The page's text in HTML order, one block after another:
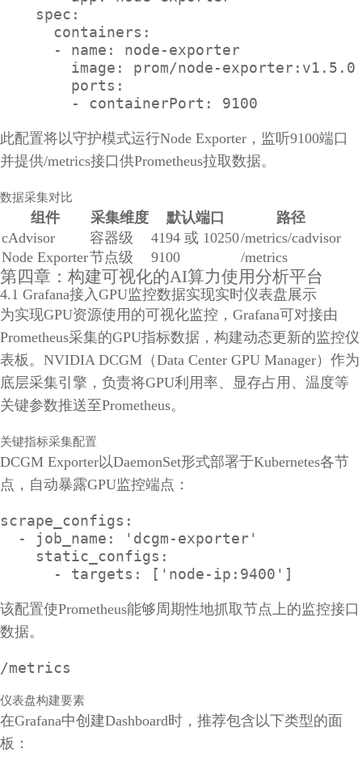
    spec:
      containers:
      - name: node-exporter
        image: prom/node-exporter:v1.5.0
        ports:
        - containerPort: 9100
此配置将以守护模式运行Node Exporter，监听9100端口
并提供/metrics接口供Prometheus拉取数据。
数据采集对比
组件 采集维度 默认端口
路径
cAdvisor
容器级 4194 或 10250/metrics/cadvisor
Node Exporter节点级 9100 /metrics
第四章：构建可视化的AI算力使用分析平台
4.1 Grafana接入GPU监控数据实现实时仪表盘展示
为实现GPU资源使用的可视化监控，Grafana可对接由
Prometheus采集的GPU指标数据，构建动态更新的监控仪
表板。NVIDIA DCGM（Data Center GPU Manager）作为
底层采集引擎，负责将GPU利用率、显存占用、温度等
关键参数推送至Prometheus。
关键指标采集配置
DCGM Exporter以DaemonSet形式部署于Kubernetes各节
点，自动暴露GPU监控端点：
scrape_configs:
  - job_name: 'dcgm-exporter'
    static_configs:
      - targets: ['node-ip:9400']
该配置使Prometheus能够周期性地抓取节点上的监控接口
数据。
/metrics
仪表盘构建要素
在Grafana中创建Dashboard时，推荐包含以下类型的面
板：